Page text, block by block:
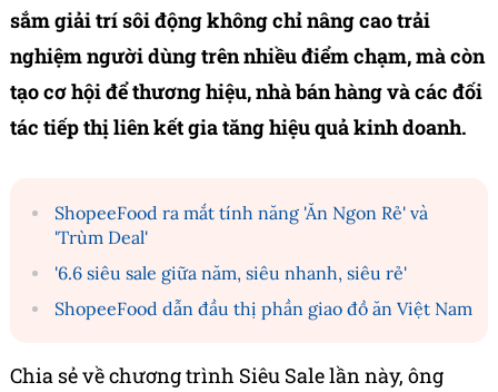
sắm giải trí sôi động không chỉ nâng cao trải
nghiệm người dùng trên nhiều điểm chạm, mà còn
tạo cơ hội để thương hiệu, nhà bán hàng và các đối
tác tiếp thị liên kết gia tăng hiệu quả kinh doanh.
ShopeeFood ra mắt tính năng 'Ăn Ngon Rẻ' và
'Trùm Deal'
'6.6 siêu sale giữa năm, siêu nhanh, siêu rẻ'
ShopeeFood dẫn đầu thị phần giao đồ ăn Việt Nam
Chia sẻ về chương trình Siêu Sale lần này, ông